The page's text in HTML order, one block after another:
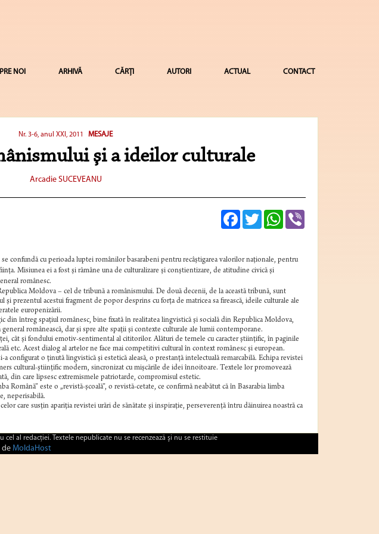
NOI ARHIVĂ CĂRȚI AUTORI ACTUAL CONTACT
Nr. 3-6, anul XXI, 2011 MESAJE
şi a ideilor culturale
Arcadie SUCEVEANU
FacebookTwitterWhatsApp
confundă cu perioada luptei românilor basarabeni pentru recâştigarea valorilor naţionale, pentru
Misiunea ei a fost şi rămâne una de culturalizare şi conştientizare, de atitudine civică şi
românesc.
Moldova – cel de tribună a românismului. De două decenii, de la această tribună, sunt
prezentul acestui fragment de popor desprins cu forţa de matricea sa firească, ideile culturale ale
europenizării.
întreg spaţiul românesc, bine fixată în realitatea lingvistică şi socială din Republica Moldova,
românească, dar şi spre alte spaţii şi contexte culturale ale lumii contemporane.
cât şi fondului emotiv-sentimental al cititorilor. Alături de temele cu caracter ştiinţific, în paginile
etc. Acest dialog al artelor ne face mai competitivi cultural în context românesc şi european.
configurat o ţinută lingvistică şi estetică aleasă, o prestanţă intelectuală remarcabilă. Echipa revistei
cultural-ştiinţific modern, sincronizat cu mişcările de idei înnoitoare. Textele lor promovează
din care lipsesc extremismele patriotarde, compromisul estetic.
Română” este o „revistă-şcoală”, o revistă-cetate, ce confirmă neabătut că în Basarabia limba
neperisabilă.
care susţin apariţia revistei urări de sănătate şi inspiraţie, perseverenţă întru dăinuirea noastră ca
al redacţiei. Textele nepublicate nu se recenzează şi nu se restituie
deMoldaHost